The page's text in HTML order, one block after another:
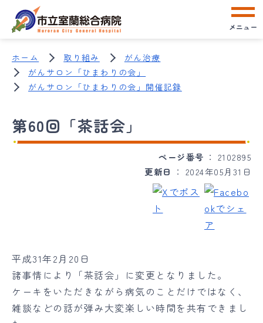
メニュー
ホーム 取り組み
がん治療
がんサロン「ひまわりの会」
がんサロン「ひまわりの会」開催記録
第60回「茶話会」
ページ番号
2102895
更新日
2024年05月31日
平成31年2月20日
諸事情により「茶話会」に変更となりました。
ケーキをいただきながら病気のことだけではなく、
雑談などの話が弾み大変楽しい時間を共有できまし